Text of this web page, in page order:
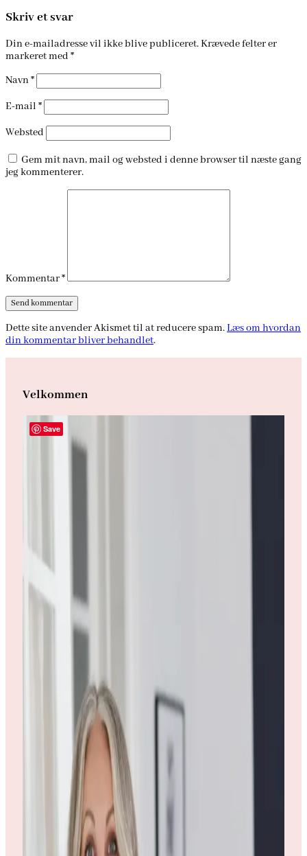
Skriv et svar
Din e-mailadresse vil ikke blive publiceret.Krævede felter er
markeret med *
Navn*
E-mail *
Websted
Gem mit navn, mail og websted i denne browser til næste gang
jeg kommenterer.
Kommentar*
Dette site anvender Akismet til at reducere spam.Læs om hvordan
din kommentar bliver behandlet.
Velkommen
Save